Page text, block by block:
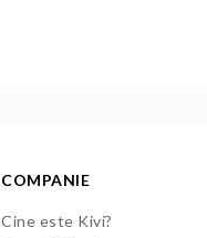
COMPANIE
Cine este Kivi?